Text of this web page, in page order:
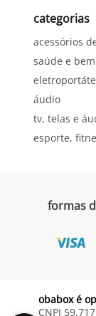
categorias
acessórios
saúde e
áudio
tv, telas e
esporte,
formas
obabox é
CNPJ